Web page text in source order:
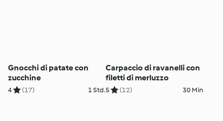
Gnocchi di patate con
zucchine
4 (17) 1 Std.
Carpaccio di ravanelli con
filetti di merluzzo
5 (12) 30 Min